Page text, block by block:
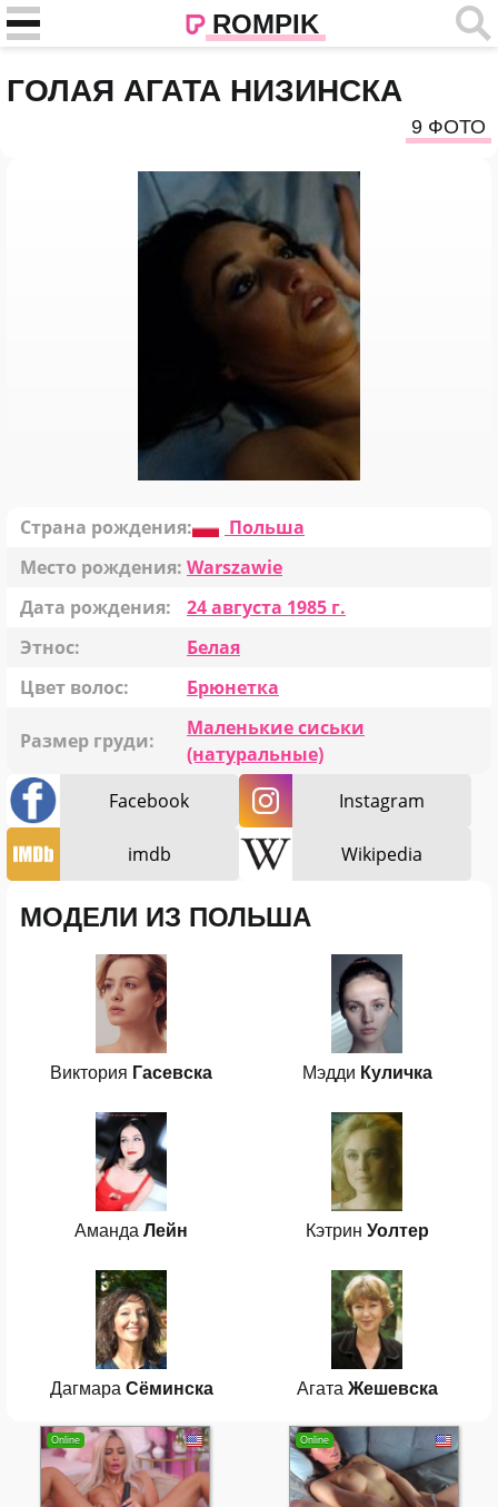
ROMPIK
ГОЛАЯ АГАТА НИЗИНСКА
9 ФОТО
Страна рождения:
Польша
Место рождения: Warszawie
Дата рождения:
24 августа 1985 г.
Этнос:
Белая
Цвет волос:
Брюнетка
Размер груди:
Маленькие сиськи
(натуральные)
Facebook
Instagram
imdb Wikipedia
МОДЕЛИ ИЗ ПОЛЬША
Виктория Гасевска Мэдди Куличка
Аманда Лейн Кэтрин Уолтер
Дагмара Сёминска Агата Жешевска